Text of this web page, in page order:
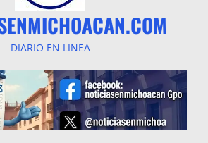
DIARIO EN LINEA